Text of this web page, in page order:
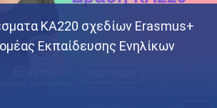
KA220 σχεδίων Erasmus+
Εκπαίδευσης Ενηλίκων